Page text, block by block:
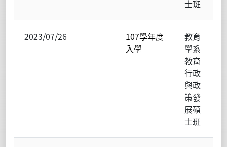
士班
2023/07/26
107學年度
入學
教育
學系
教育
行政
與政
策發
展碩
士班